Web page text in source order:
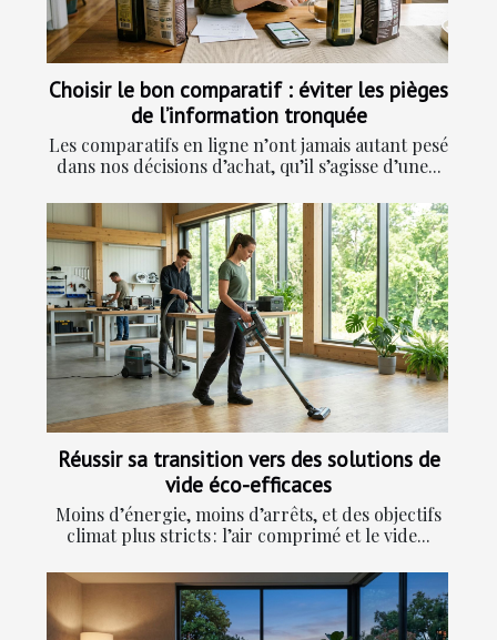
Choisir le bon comparatif : éviter les pièges
de l’information tronquée
Les comparatifs en ligne n’ont jamais autant pesé
dans nos décisions d’achat, qu’il s’agisse d’une...
Réussir sa transition vers des solutions de
vide éco-efficaces
Moins d’énergie, moins d’arrêts, et des objectifs
climat plus stricts : l’air comprimé et le vide...